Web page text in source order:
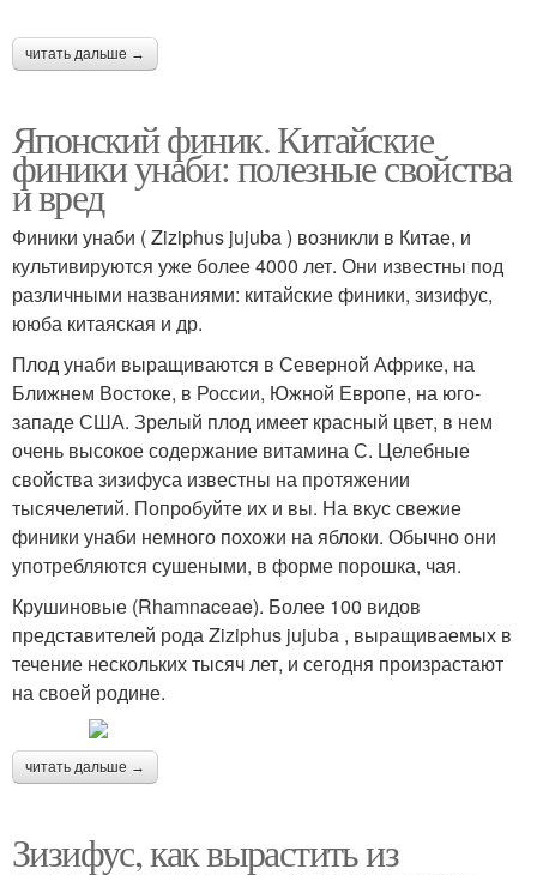
читать дальше →
Японский финик. Китайские
финики унаби: полезные свойства
и вред
Финики унаби ( Ziziphus jujuba ) возникли в Китае, и
культивируются уже более 4000 лет. Они известны под
различными названиями: китайские финики, зизифус,
ююба китаяская и др.
Плод унаби выращиваются в Северной Африке, на
Ближнем Востоке, в России, Южной Европе, на юго-
западе США. Зрелый плод имеет красный цвет, в нем
очень высокое содержание витамина С. Целебные
свойства зизифуса известны на протяжении
тысячелетий. Попробуйте их и вы. На вкус свежие
финики унаби немного похожи на яблоки. Обычно они
употребляются сушеными, в форме порошка, чая.
Крушиновые (Rhamnaceae). Более 100 видов
представителей рода Ziziphus jujuba , выращиваемых в
течение нескольких тысяч лет, и сегодня произрастают
на своей родине.
читать дальше →
Зизифус, как вырастить из